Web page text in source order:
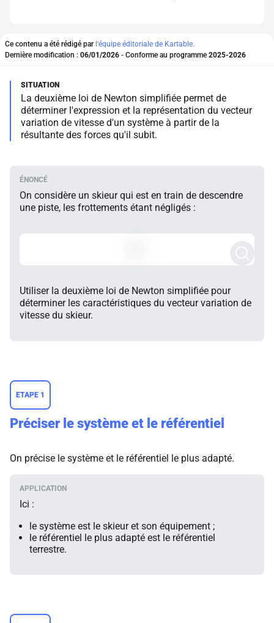
Ce contenu a été rédigé par l'équipe éditoriale de Kartable.
Dernière modification : 06/01/2026 - Conforme au programme 2025-2026
La deuxième loi de Newton simplifiée permet de
déterminer l'expression et la représentation du vecteur
variation de vitesse d'un système à partir de la
résultante des forces qu'il subit.
On considère un skieur qui est en train de descendre
une piste, les frottements étant négligés :
Utiliser la deuxième loi de Newton simplifiée pour
déterminer les caractéristiques du vecteur variation de
vitesse du skieur.
ETAPE 1
Préciser le système et le référentiel
On précise le système et le référentiel le plus adapté.
Ici :
le système est le skieur et son équipement ;
le référentiel le plus adapté est le référentiel
terrestre.